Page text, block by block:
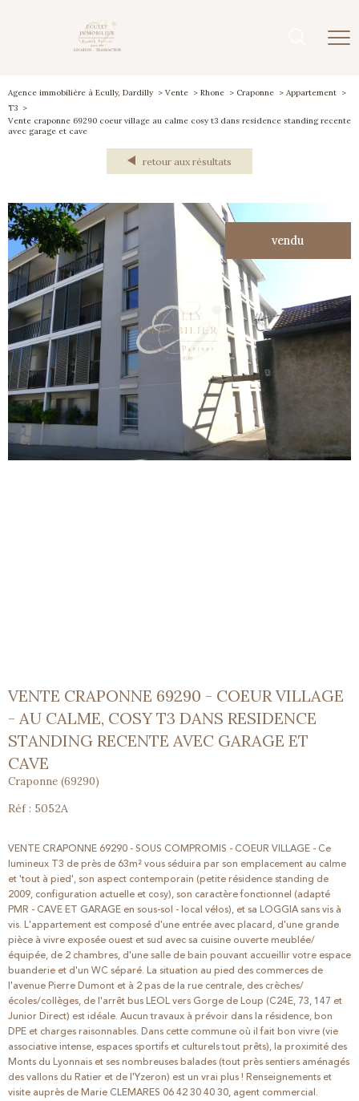
Agence immobilière à Ecully, Dardilly Vente Rhone Craponne
Appartement
T3
Vente craponne 69290 coeur village au calme cosy t3 dans residence standing recente
avec garage et cave
retour aux résultats
vendu
VENTE CRAPONNE 69290 - COEUR VILLAGE
- AU CALME, COSY T3 DANS RESIDENCE
STANDING RECENTE AVEC GARAGE ET
CAVE
Craponne (69290)
Réf : 5052A
VENTE CRAPONNE 69290 - SOUS COMPROMIS - COEUR VILLAGE - Ce
lumineux T3 de près de 63m² vous séduira par son emplacement au calme
et 'tout à pied', son aspect contemporain (petite résidence standing de
2009, configuration actuelle et cosy), son caractère fonctionnel (adapté
PMR - CAVE ET GARAGE en sous-sol - local vélos), et sa LOGGIA sans vis à
vis. L'appartement est composé d'une entrée avec placard, d'une grande
pièce à vivre exposée ouest et sud avec sa cuisine ouverte meublée/
équipée, de 2 chambres, d'une salle de bain pouvant accueillir votre espace
buanderie et d'un WC séparé. La situation au pied des commerces de
l'avenue Pierre Dumont et à 2 pas de la rue centrale, des crèches/
écoles/collèges, de l'arrêt bus LEOL vers Gorge de Loup (C24E, 73, 147 et
Junior Direct) est idéale. Aucun travaux à prévoir dans la résidence, bon
DPE et charges raisonnables. Dans cette commune où il fait bon vivre (vie
associative intense, espaces sportifs et culturels tout prêts), la proximité des
Monts du Lyonnais et ses nombreuses balades (tout près sentiers aménagés
des vallons du Ratier et de l'Yzeron) est un vrai plus ! Renseignements et
visite auprès de Marie CLEMARES 06 42 30 40 30, agent commercial.